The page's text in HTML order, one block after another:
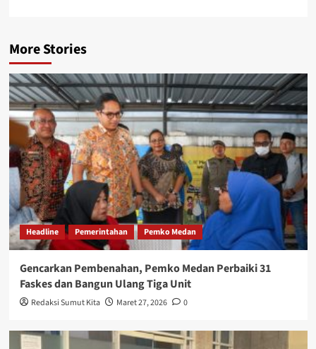
More Stories
Headline Pemerintahan Pemko Medan
Gencarkan Pembenahan, Pemko Medan Perbaiki 31
Faskes dan Bangun Ulang Tiga Unit
Redaksi Sumut Kita Maret 27, 2026 0